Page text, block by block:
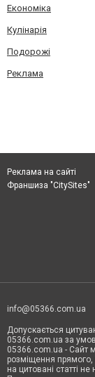
Економіка
Кулінарія
Подорожі
Реклама
Реклама на сайті
Франшиза "CitySites"
info@05366.com.ua
Допускається
05366.com.ua за
05366.com.ua - Сайт
розміщення прямого,
на цитовані статті